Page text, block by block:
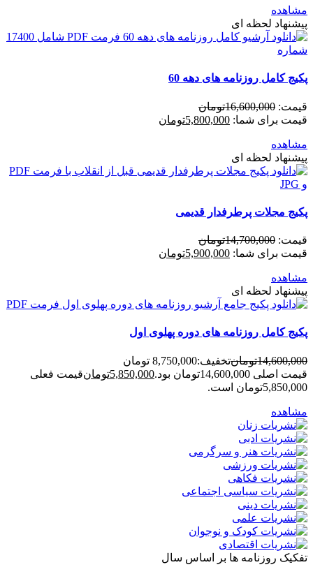
مشاهده
پیشنهاد لحظه ای
پکیج کامل روزنامه های دهه 60
قیمت: 16,600,000تومان
قیمت برای شما: 5,800,000تومان
مشاهده
پیشنهاد لحظه ای
پکیج مجلات پرطرفدار قدیمی
قیمت: 14,700,000تومان
قیمت برای شما: 5,900,000تومان
مشاهده
پیشنهاد لحظه ای
پکیج کامل روزنامه های دوره پهلوی اول
14,600,000تومانتخفیف:8,750,000 تومان
قیمت اصلی 14,600,000تومان بود.
5,850,000تومانقیمت فعلی
5,850,000تومان است.
مشاهده
تفکیک روزنامه ها بر اساس سال